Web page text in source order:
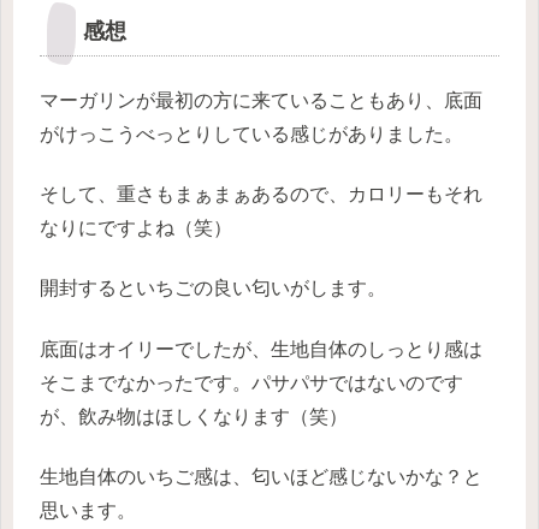
感想
マーガリンが最初の方に来ていることもあり、底面
がけっこうべっとりしている感じがありました。
そして、重さもまぁまぁあるので、カロリーもそれ
なりにですよね（笑）
開封するといちごの良い匂いがします。
底面はオイリーでしたが、生地自体のしっとり感は
そこまでなかったです。パサパサではないのです
が、飲み物はほしくなります（笑）
生地自体のいちご感は、匂いほど感じないかな？と
思います。